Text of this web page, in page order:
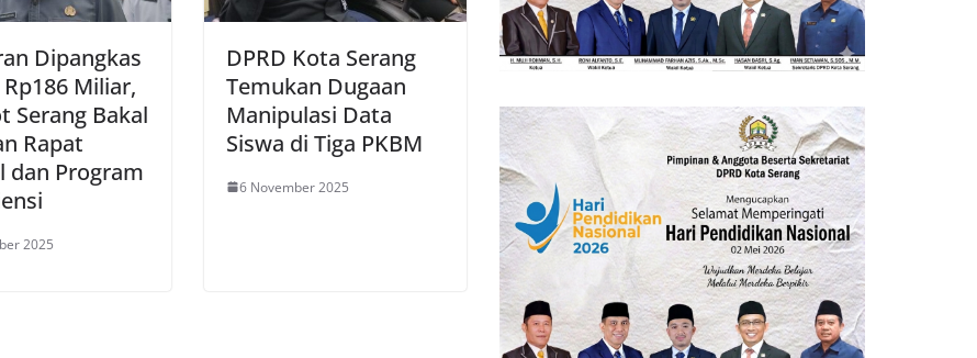
Dipangkas
Miliar,
Serang Bakal
Rapat
dan Program
2025
DPRD Kota Serang
Temukan Dugaan
Manipulasi Data
Siswa di Tiga PKBM
6 November 2025